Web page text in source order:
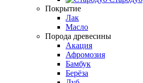
Покрытие
Лак
Масло
Порода древесины
Акация
Афромозия
Бамбук
Берёза